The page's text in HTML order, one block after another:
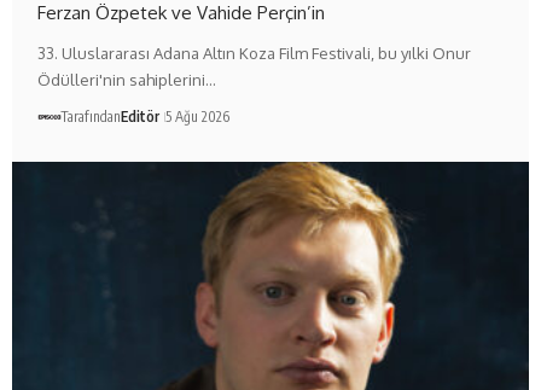
Ferzan Özpetek ve Vahide Perçin’in
33. Uluslararası Adana Altın Koza Film Festivali, bu yılki Onur
Ödülleri'nin sahiplerini…
TarafındanEditör 5 Ağu 2026